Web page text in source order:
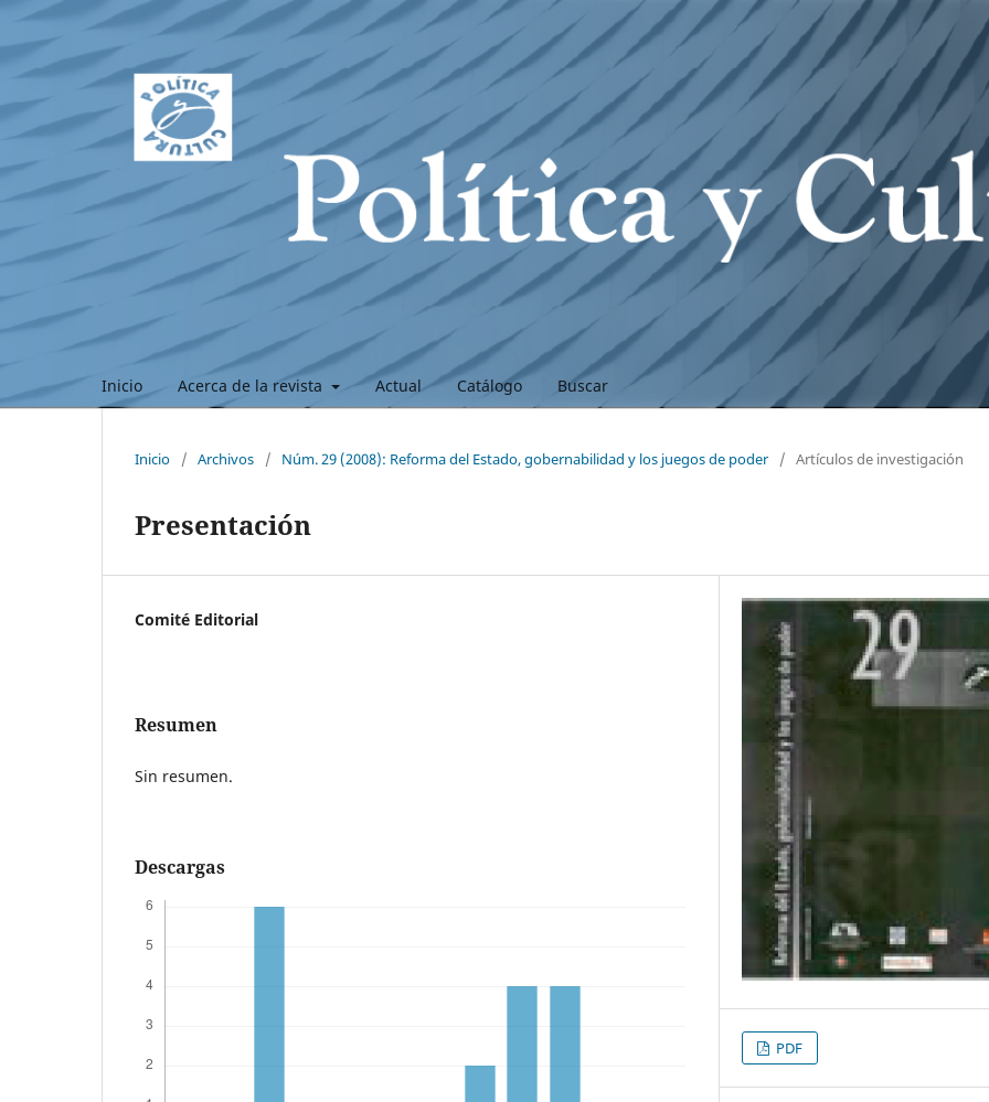
Inicio Acerca de la revista Actual Catálogo Buscar
Inicio / Archivos / Núm. 29 (2008): Reforma del Estado, gobernabilidad y los juegos de poder / Artículos de investigación
Presentación
Comité Editorial
Resumen
Sin resumen.
Descargas
PDF